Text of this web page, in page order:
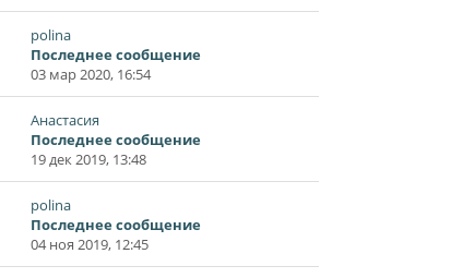
polina
Последнее сообщение
03 мар 2020, 16:54
Анастасия
Последнее сообщение
19 дек 2019, 13:48
polina
Последнее сообщение
04 ноя 2019, 12:45